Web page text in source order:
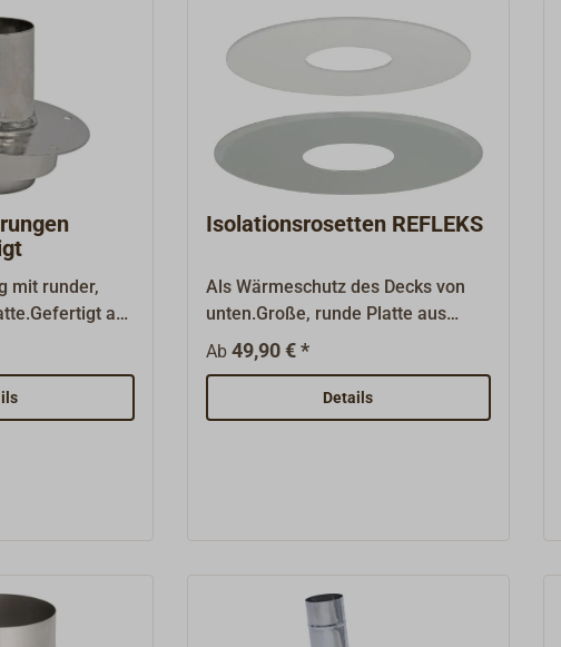
mit runder,
aus
zur
zu den
Isolationsrosetten REFLEKS
Als Wärmeschutz des Decks von
unten.Große, runde Platte aus
poliertem Edelstahl mit
Isolationsmaterial.
Ab49,90 € *
Details